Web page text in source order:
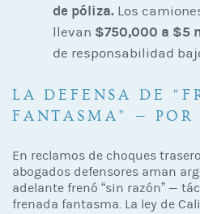
de póliza. Los
llevan $750,000 a $5
de responsabilidad
LA DEFENSA DE
FANTASMA” — POR
En reclamos de choques
abogados defensores aman
adelante frenó “sin razón” —
frenada fantasma. La ley de